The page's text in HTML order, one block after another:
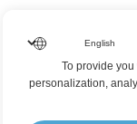
To provide
personalization,